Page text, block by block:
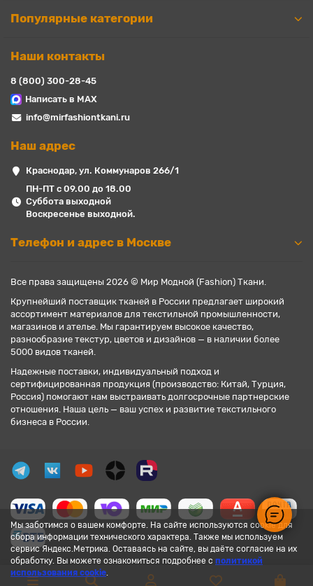
Мы заботимся о вашем комфорте. На сайте используются cookie для
сбора информации технического характера. Также мы используем
сервис Яндекс.Метрика. Оставаясь на сайте, вы даёте согласие на их
обработку. Вы можете ознакомиться подробнее с политикой
использования cookie.
Популярные категории
Наши контакты
8 (800) 300-28-45
Написать в MAX
info@mirfashiontkani.ru
Наш адрес
Краснодар, ул. Коммунаров 266/1
ПН-ПТ с 09.00 до 18.00
Суббота выходной
Воскресенье выходной.
Телефон и адрес в Москве
Все права защищены 2026 © Мир Модной (Fashion) Ткани.
Крупнейший поставщик тканей в России предлагает широкий
ассортимент материалов для текстильной промышленности,
магазинов и ателье. Мы гарантируем высокое качество,
разнообразие текстур, цветов и дизайнов — в наличии более
5000 видов тканей.
Надежные поставки, индивидуальный подход и
сертифицированная продукция (производство: Китай, Турция,
Россия) помогают нам выстраивать долгосрочные партнерские
отношения. Наша цель — ваш успех и развитие текстильного
бизнеса в России.